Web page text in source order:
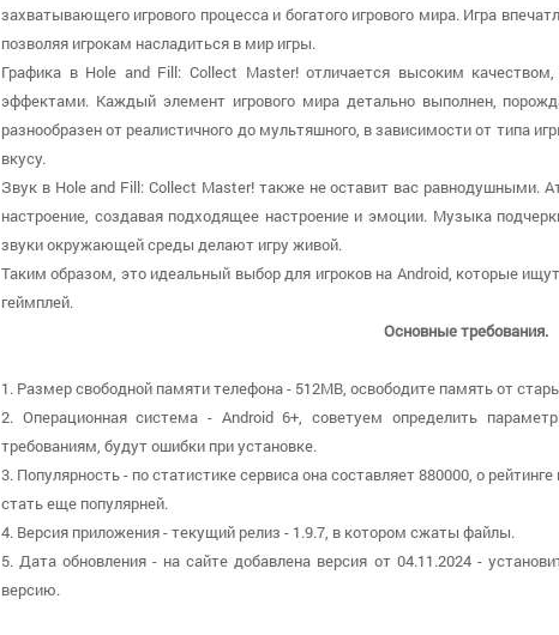
захватывающего игрового процесса и богатого игрового мира. Игра
позволяя игрокам насладиться в мир игры.
Графика в Hole and Fill: Collect Master! отличается высоким
эффектами. Каждый элемент игрового мира детально выполнен,
разнообразен от реалистичного до мультяшного, в зависимости от типа
вкусу.
Звук в Hole and Fill: Collect Master! также не оставит вас
настроение, создавая подходящее настроение и эмоции. Музыка
звуки окружающей среды делают игру живой.
Таким образом, это идеальный выбор для игроков на Android, которые
геймплей.
Основные требования.
1. Размер свободной памяти телефона - 512MB, освободите память от
2. Операционная система - Android 6+, советуем определить
требованиям, будут ошибки при установке.
3. Популярность - по статистике сервиса она составляет 880000, о
стать еще популярней.
4. Версия приложения - текущий релиз - 1.9.7, в котором сжаты файлы.
5. Дата обновления - на сайте добавлена версия от 04.11.2024 -
версию.